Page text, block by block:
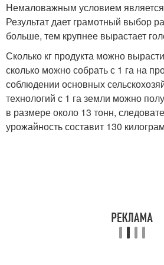
Немаловажным условием
Результат дает грамотный выбор
больше, тем крупнее вырастает
Сколько кг продукта можно
сколько можно собрать с 1 га на
соблюдении основных
технологий с 1 га земли можно
в размере около 13 тонн,
урожайность составит 130